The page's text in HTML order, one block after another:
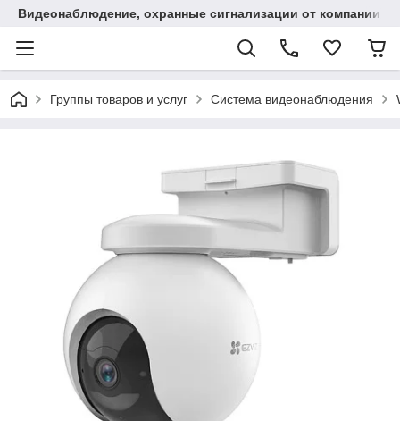
Видеонаблюдение, охранные сигнализации от компании
Группы товаров и услуг Система видеонаблюдения